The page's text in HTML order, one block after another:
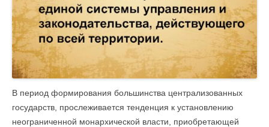
В период формирования большинства централизованных
государств, прослеживается тенденция к установлению
неограниченной монархической власти, приобретающей